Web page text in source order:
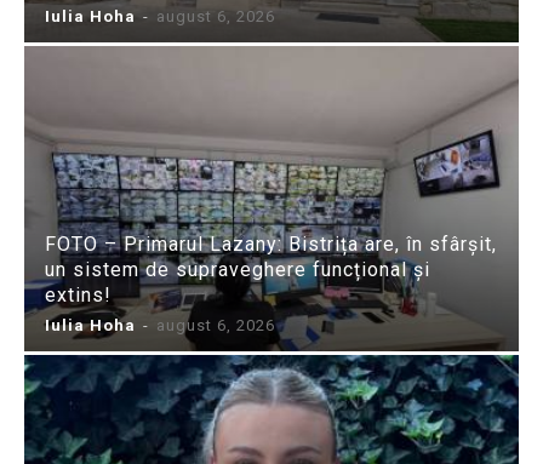
Iulia Hoha - august 6, 2026
FOTO – Primarul Lazany: Bistrița are, în sfârșit,
un sistem de supraveghere funcțional și
extins!
Iulia Hoha - august 6, 2026